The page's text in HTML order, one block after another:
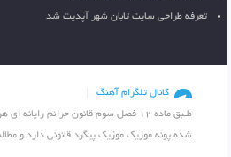
تعرفه طراحی سایت تابان شهر آپدیت شد
کانال تلگرام آهنگ
طـبق ماده 12 فصل سوم قانون جرائم
شده پونه موزیک موزیک پیگرد قانونی دارد و